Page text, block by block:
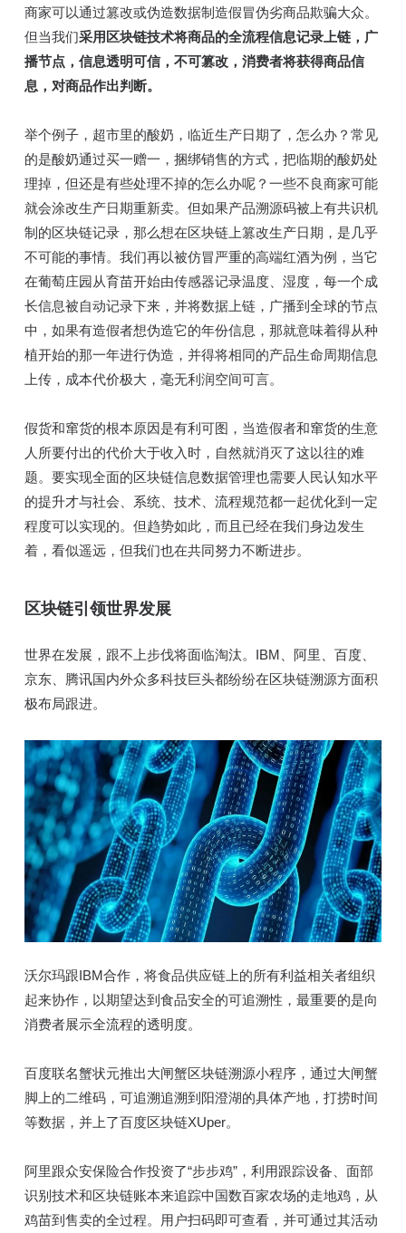
商家可以通过篡改或伪造数据制造假冒伪劣商品欺骗大众。
但当我们采用区块链技术将商品的全流程信息记录上链，广
播节点，信息透明可信，不可篡改，消费者将获得商品信
息，对商品作出判断。
举个例子，超市里的酸奶，临近生产日期了，怎么办？常见
的是酸奶通过买一赠一，捆绑销售的方式，把临期的酸奶处
理掉，但还是有些处理不掉的怎么办呢？一些不良商家可能
就会涂改生产日期重新卖。但如果产品溯源码被上有共识机
制的区块链记录，那么想在区块链上篡改生产日期，是几乎
不可能的事情。我们再以被仿冒严重的高端红酒为例，当它
在葡萄庄园从育苗开始由传感器记录温度、湿度，每一个成
长信息被自动记录下来，并将数据上链，广播到全球的节点
中，如果有造假者想伪造它的年份信息，那就意味着得从种
植开始的那一年进行伪造，并得将相同的产品生命周期信息
上传，成本代价极大，毫无利润空间可言。
假货和窜货的根本原因是有利可图，当造假者和窜货的生意
人所要付出的代价大于收入时，自然就消灭了这以往的难
题。要实现全面的区块链信息数据管理也需要人民认知水平
的提升才与社会、系统、技术、流程规范都一起优化到一定
程度可以实现的。但趋势如此，而且已经在我们身边发生
着，看似遥远，但我们也在共同努力不断进步。
区块链引领世界发展
世界在发展，跟不上步伐将面临淘汰。IBM、阿里、百度、
京东、腾讯国内外众多科技巨头都纷纷在区块链溯源方面积
极布局跟进。
沃尔玛跟IBM合作，将食品供应链上的所有利益相关者组织
起来协作，以期望达到食品安全的可追溯性，最重要的是向
消费者展示全流程的透明度。
百度联名蟹状元推出大闸蟹区块链溯源小程序，通过大闸蟹
脚上的二维码，可追溯追溯到阳澄湖的具体产地，打捞时间
等数据，并上了百度区块链XUper。
阿里跟众安保险合作投资了“步步鸡”，利用跟踪设备、面部
识别技术和区块链账本来追踪中国数百家农场的走地鸡，从
鸡苗到售卖的全过程。用户扫码即可查看，并可通过其活动